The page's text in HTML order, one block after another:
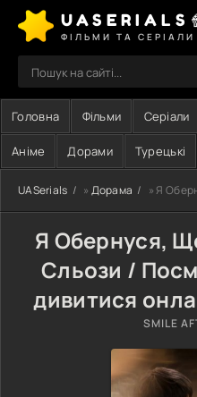
ФІЛЬМИ ТА СЕРІАЛИ
Головна Фільми Серіали
Аніме Дорами Турецькі
UASerials » Дорама » Я
Я Обернуся,
Сльози /
дивитися
SMILE